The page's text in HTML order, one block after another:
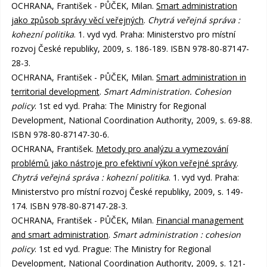
OCHRANA, František - PŮČEK, Milan. Smart administration
jako způsob správy věcí veřejných. Chytrá veřejná správa :
kohezní politika. 1. vyd vyd. Praha: Ministerstvo pro místní
rozvoj České republiky, 2009, s. 186-189. ISBN 978-80-87147-
28-3.
OCHRANA, František - PŮČEK, Milan. Smart administration in
territorial development. Smart Administration. Cohesion
policy. 1st ed vyd. Praha: The Ministry for Regional
Development, National Coordination Authority, 2009, s. 69-88.
ISBN 978-80-87147-30-6.
OCHRANA, František. Metody pro analýzu a vymezování
problémů jako nástroje pro efektivní výkon veřejné správy.
Chytrá veřejná správa : kohezní politika. 1. vyd vyd. Praha:
Ministerstvo pro místní rozvoj České republiky, 2009, s. 149-
174. ISBN 978-80-87147-28-3.
OCHRANA, František - PŮČEK, Milan. Financial management
and smart administration. Smart administration : cohesion
policy. 1st ed vyd. Prague: The Ministry for Regional
Development, National Coordination Authority, 2009, s. 121-